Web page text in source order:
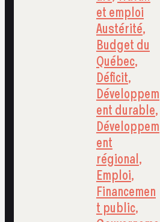
et emploi
Austérité,
Budget du
Québec,
Déficit,
Développem
ent durable,
Développem
ent
régional,
Emploi,
Financemen
t public,